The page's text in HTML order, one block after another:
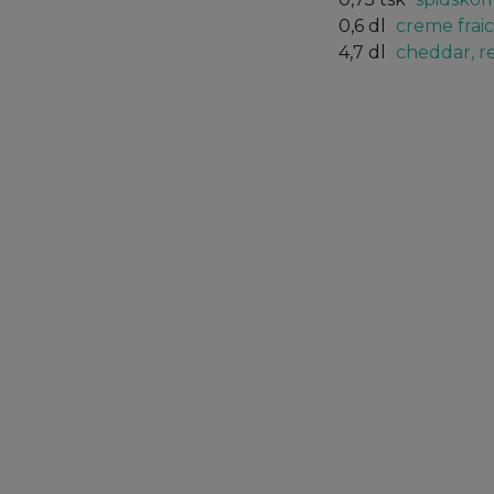
0,6 dl
creme
4,7 dl cheddar,